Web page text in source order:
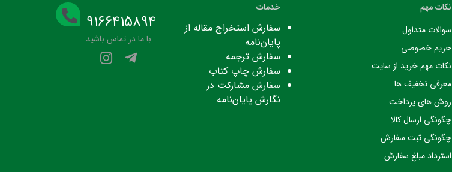
نکات مهم
سوالات متداول
حریم خصوصی
نکات مهم خرید از سایت
معرفی تخفیف ها
روش های پرداخت
چگونگی ارسال کالا
چگونگی ثبت سفارش
استرداد مبلغ سفارش
خدمات
سفارش استخراج مقاله از
پایان‌نامه
سفارش ترجمه
سفارش چاپ کتاب
سفارش مشارکت در
نگارش پایان‌نامه
۹۱۶۶۴۱۵۸۹۴
با ما در تماس باشید